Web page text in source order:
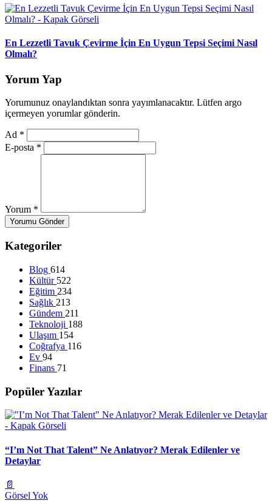
En Lezzetli Tavuk Çevirme İçin En Uygun Tepsi Seçimi Nasıl
Olmalı?
Yorum Yap
Yorumunuz onaylandıktan sonra yayımlanacaktır. Lütfen argo
içermeyen yorumlar gönderin.
Ad *
E-posta *
Yorum *
Yorumu Gönder
Kategoriler
Blog 614
Kültür 522
Eğitim 234
Sağlık 213
Gündem 211
Teknoloji 188
Ulaşım 154
Coğrafya 116
Ev 94
Finans 71
Popüler Yazılar
“I’m Not That Talent” Ne Anlatıyor? Merak Edilenler ve
Detaylar
📄
Görsel Yok